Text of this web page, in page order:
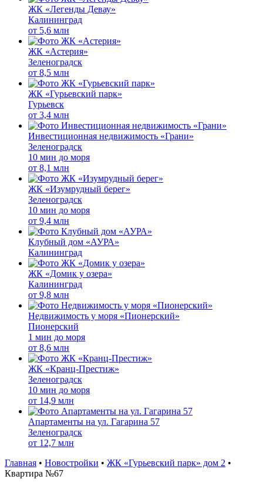
ЖК «Легенды Девау»
Калининград
от 5,6 млн
ЖК «Астерия»
Зеленоградск
от 8,5 млн
ЖК «Гурьевский парк»
Гурьевск
от 3,4 млн
Инвестиционная недвижимость «Грани»
Зеленоградск
10 мин до моря
от 8,1 млн
ЖК «Изумрудный берег»
Зеленоградск
10 мин до моря
от 9,4 млн
Клубный дом «АУРА»
Калининград
ЖК «Домик у озера»
Калининград
от 9,8 млн
Недвижимость у моря «Пионерский»
Пионерский
1 мин до моря
от 8,6 млн
ЖК «Кранц-Престиж»
Зеленоградск
10 мин до моря
от 14,9 млн
Апартаменты на ул. Гагарина 57
Зеленоградск
от 12,7 млн
Главная • Новостройки • ЖК «Гурьевский парк» дом 2 •
Квартира №67